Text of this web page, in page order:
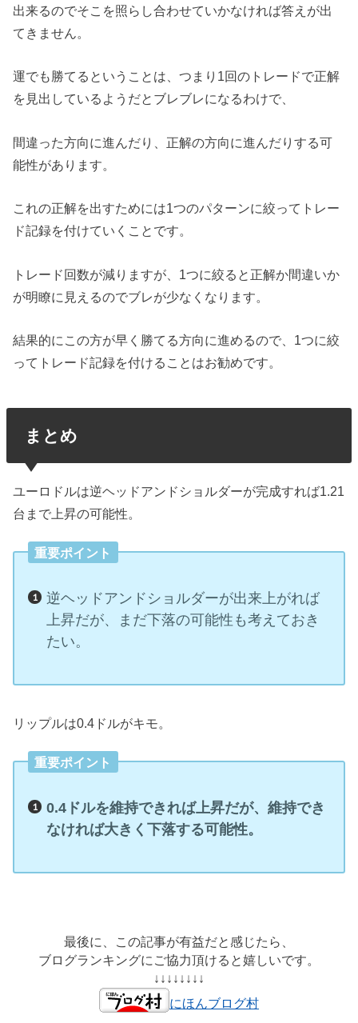
出来るのでそこを照らし合わせていかなければ答えが出
てきません。
運でも勝てるということは、つまり1回のトレードで正解
を見出しているようだとブレブレになるわけで、
間違った方向に進んだり、正解の方向に進んだりする可
能性があります。
これの正解を出すためには1つのパターンに絞ってトレー
ド記録を付けていくことです。
トレード回数が減りますが、1つに絞ると正解か間違いか
が明瞭に見えるのでブレが少なくなります。
結果的にこの方が早く勝てる方向に進めるので、1つに絞
ってトレード記録を付けることはお勧めです。
まとめ
ユーロドルは逆ヘッドアンドショルダーが完成すれば1.21
台まで上昇の可能性。
重要ポイント
逆ヘッドアンドショルダーが出来上がれば
上昇だが、まだ下落の可能性も考えておき
たい。
リップルは0.4ドルがキモ。
重要ポイント
0.4ドルを維持できれば上昇だが、維持でき
なければ大きく下落する可能性。
最後に、この記事が有益だと感じたら、
ブログランキングにご協力頂けると嬉しいです。
↓↓↓↓↓↓↓↓
にほんブログ村